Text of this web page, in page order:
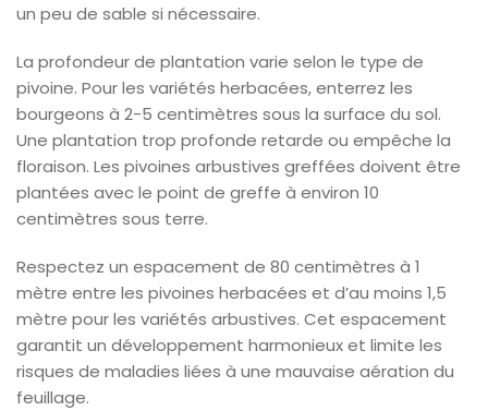
un peu de sable si nécessaire.
La profondeur de plantation varie selon le type de
pivoine. Pour les variétés herbacées, enterrez les
bourgeons à 2-5 centimètres sous la surface du sol.
Une plantation trop profonde retarde ou empêche la
floraison. Les pivoines arbustives greffées doivent être
plantées avec le point de greffe à environ 10
centimètres sous terre.
Respectez un espacement de 80 centimètres à 1
mètre entre les pivoines herbacées et d’au moins 1,5
mètre pour les variétés arbustives. Cet espacement
garantit un développement harmonieux et limite les
risques de maladies liées à une mauvaise aération du
feuillage.